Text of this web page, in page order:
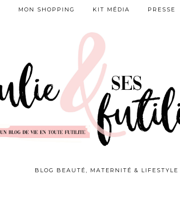
BLOG BEAUTÉ, MATERNITÉ & LIFESTYLE
MON SHOPPING KIT MÉDIA PRESSE